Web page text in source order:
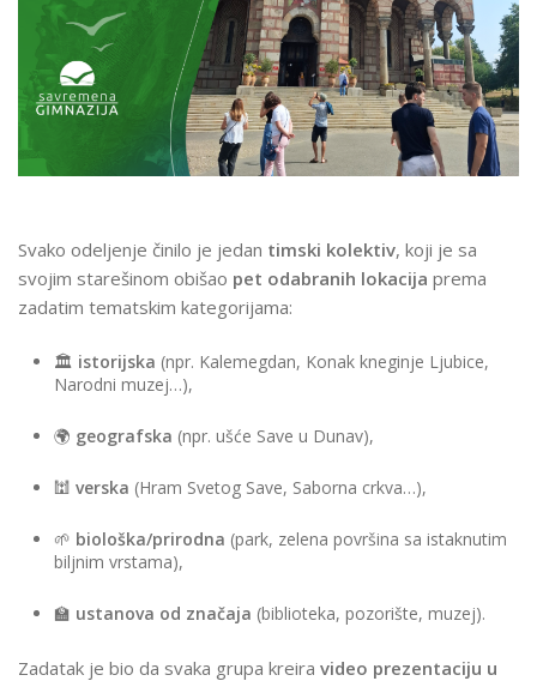
Svako odeljenje činilo je jedan timski kolektiv, koji je sa
svojim starešinom obišao pet odabranih lokacija prema
zadatim tematskim kategorijama:
🏛️ istorijska (npr. Kalemegdan, Konak kneginje Ljubice,
Narodni muzej…),
🌍 geografska (npr. ušće Save u Dunav),
🕍 verska (Hram Svetog Save, Saborna crkva…),
🌱 biološka/prirodna (park, zelena površina sa istaknutim
biljnim vrstama),
🏫 ustanova od značaja (biblioteka, pozorište, muzej).
Zadatak je bio da svaka grupa kreira video prezentaciju u